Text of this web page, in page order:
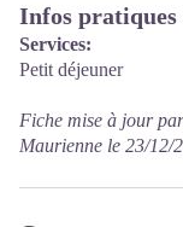
Infos pratiques
Services:
Petit déjeuner
Fiche mise à jour
Maurienne le 23/12/